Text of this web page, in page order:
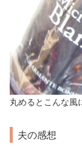
丸めるとこんな風
夫の感想